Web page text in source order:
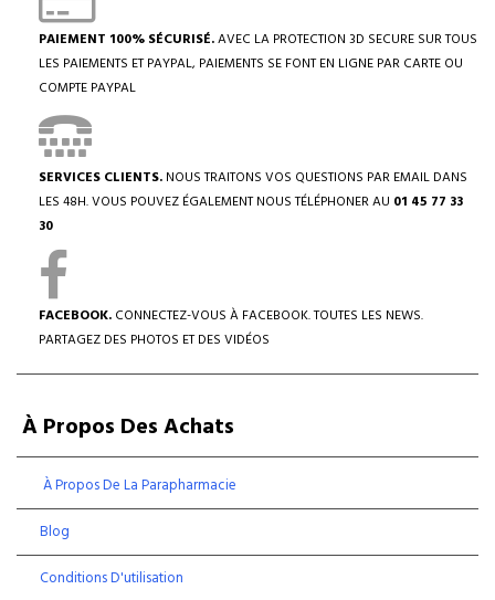
PAIEMENT 100% SÉCURISÉ.AVEC LA PROTECTION 3D SECURE SUR TOUS
LES PAIEMENTS ET PAYPAL, PAIEMENTS SE FONT EN LIGNE PAR CARTE OU
COMPTE PAYPAL
SERVICES CLIENTS. NOUS TRAITONS VOS QUESTIONS PAR EMAIL DANS
LES 48H. VOUS POUVEZ ÉGALEMENT NOUS TÉLÉPHONER AU 01 45 77 33
30
FACEBOOK. CONNECTEZ-VOUS À FACEBOOK. TOUTES LES NEWS.
PARTAGEZ DES PHOTOS ET DES VIDÉOS
À Propos Des Achats
À Propos De La Parapharmacie
Blog
Conditions D'utilisation